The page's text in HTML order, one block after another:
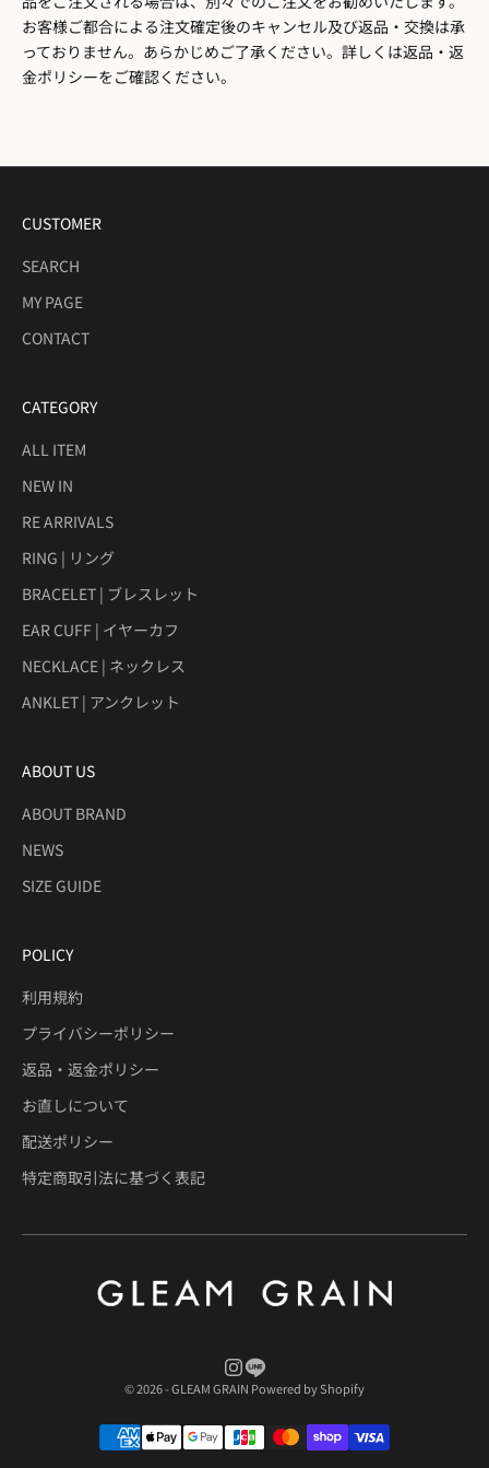
お客様ご都合による注文確定後のキャンセル及び返品・交換は承
っておりません。あらかじめご了承ください。詳しくは返品・返
金ポリシーをご確認ください。
CUSTOMER
SEARCH
MY PAGE
CONTACT
CATEGORY
ALL ITEM
NEW IN
RE ARRIVALS
RING | リング
BRACELET | ブレスレット
EAR CUFF | イヤーカフ
NECKLACE | ネックレス
ANKLET | アンクレット
ABOUT US
ABOUT BRAND
NEWS
SIZE GUIDE
POLICY
利用規約
プライバシーポリシー
返品・返金ポリシー
お直しについて
配送ポリシー
特定商取引法に基づく表記
© 2026 - GLEAM GRAIN Powered by Shopify